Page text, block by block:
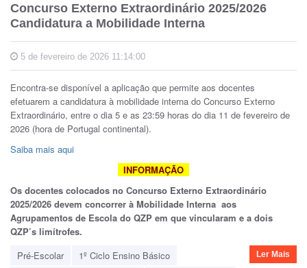
Concurso Externo Extraordinário 2025/2026
Candidatura a Mobilidade Interna
5 de fevereiro de 2026 11:14:00
Encontra-se disponível a aplicação que permite aos docentes
efetuarem a candidatura à mobilidade interna do Concurso Externo
Extraordinário, entre o dia 5 e as 23:59 horas do dia 11 de fevereiro de
2026 (hora de Portugal continental).
Saiba mais aqui
INFORMAÇÃO
Os docentes colocados no Concurso Externo Extraordinário
2025/2026 devem concorrer à Mobilidade Interna aos
Agrupamentos de Escola do QZP em que vincularam e a dois
QZP’s limítrofes.
Pré-Escolar
1º Ciclo Ensino Básico
Ler Mais